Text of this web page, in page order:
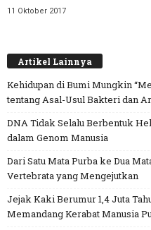
11 Oktober 2017
Artikel Lainnya
Kehidupan di Bumi Mungkin
tentang Asal-Usul Bakteri dan
DNA Tidak Selalu Berbentuk
dalam Genom Manusia
Dari Satu Mata Purba ke Dua
Vertebrata yang Mengejutkan
Jejak Kaki Berumur 1,4 Juta
Memandang Kerabat Manusia